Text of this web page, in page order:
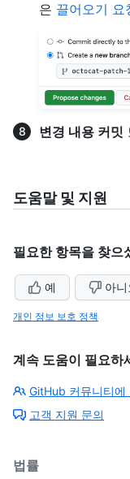
은 끌어오기 요
변경 내용 커밋
도움말 및 지원
필요한 항목을 찾으
예 아니
개인 정보 보호 정책
계속 도움이 필요하
GitHub 커뮤니티에
고객 지원 문의
법률